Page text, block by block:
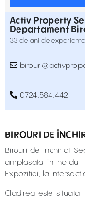
Activ Property
Departament
33 de ani de experienta
0724.584.442
BIROURI DE
Birouri de inchiriat
amplasata in nordul
Expozitiei, la
Cladirea este situata